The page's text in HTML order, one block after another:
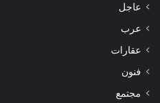
عاجل
عرب
عقارات
فنون
مجتمع